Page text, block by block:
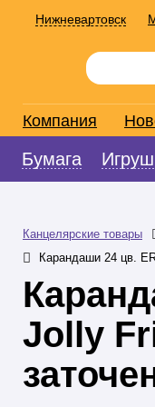
Нижневартовск
Компания
Бумага
Канцелярские товары
Карандаши 24 цв.
Jolly